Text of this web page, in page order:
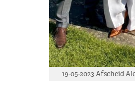
19-05-2023 Afscheid